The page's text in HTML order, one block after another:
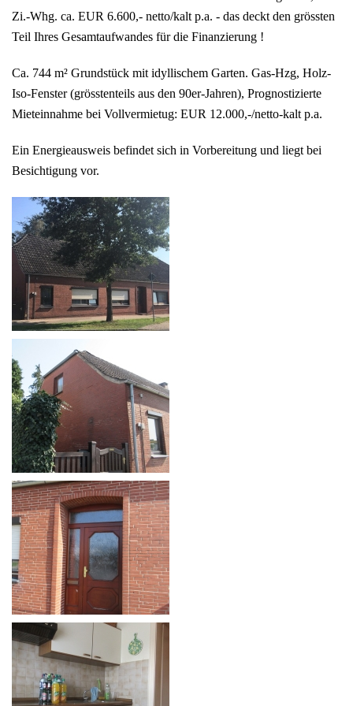
Zi.-Whg. ca. EUR 6.600,- netto/kalt p.a. - das deckt den grössten
Teil Ihres Gesamtaufwandes für die Finanzierung !
Ca. 744 m² Grundstück mit idyllischem Garten. Gas-Hzg, Holz-
Iso-Fenster (grösstenteils aus den 90er-Jahren), Prognostizierte
Mieteinnahme bei Vollvermietug: EUR 12.000,-/netto-kalt p.a.
Ein Energieausweis befindet sich in Vorbereitung und liegt bei
Besichtigung vor.